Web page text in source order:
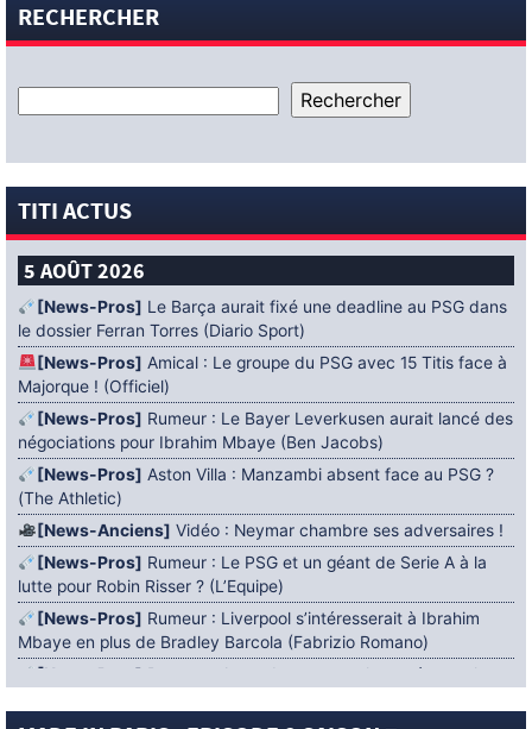
RECHERCHER
TITI ACTUS
5 AOÛT 2026
[News-Pros] Le Barça aurait fixé une deadline au PSG dans
le dossier Ferran Torres (Diario Sport)
[News-Pros] Amical : Le groupe du PSG avec 15 Titis face à
Majorque ! (Officiel)
[News-Pros] Rumeur : Le Bayer Leverkusen aurait lancé des
négociations pour Ibrahim Mbaye (Ben Jacobs)
[News-Pros] Aston Villa : Manzambi absent face au PSG ?
(The Athletic)
[News-Anciens] Vidéo : Neymar chambre ses adversaires !
[News-Pros] Rumeur : Le PSG et un géant de Serie A à la
lutte pour Robin Risser ? (L’Equipe)
[News-Pros] Rumeur : Liverpool s’intéresserait à Ibrahim
Mbaye en plus de Bradley Barcola (Fabrizio Romano)
[News-Pros]
Rumeur : Accord contractuel trouvé entre le